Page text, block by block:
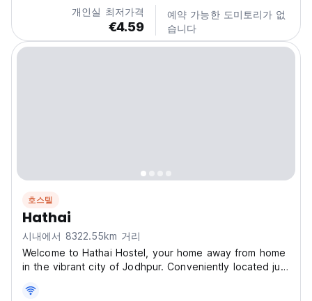
개인실 최저가격
€4.59
예약 가능한 도미토리가 없
습니다
호스텔
Hathai
시내에서 8322.55km 거리
Welcome to Hathai Hostel, your home away from home
in the vibrant city of Jodhpur. Conveniently located just
the serene Jaswant Thada, our hostel is an ideal